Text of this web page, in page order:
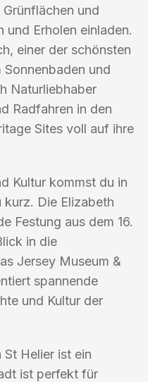
und
und Erholen einladen.
einer der schönsten
und
Naturliebhaber
Radfahren in den
Sites voll auf ihre
Kultur kommst du in
Die Elizabeth
Festung aus dem 16.
in die
Jersey Museum &
spannende
und Kultur der
Helier ist ein
ist perfekt für